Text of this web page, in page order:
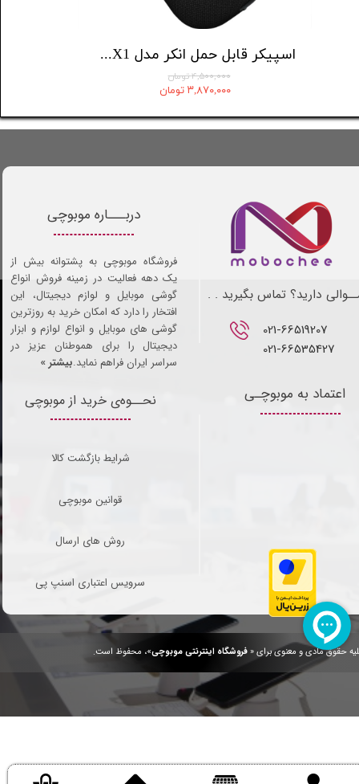
اسپیکر قابل حمل انکر مدل Select 4 Go A31X1
۴,۵۰۰,۰۰۰ تومان
۳,۸۷۰,۰۰۰ تومان
حقوق مادی و معنوی برای «فروشگاه اینترنتی موبوچی»، محفوظ است.
021-66519207​​​​​​​
021-66535427
دارید؟ تماس بگیرید . .
نحــوه‌ی خرید از موبوچی
شرایط بازگشت کالا
قوانین موبوچی
روش های ارسال
سرویس اعتباری اسنپ پی
اعتماد به موبوچـی
دربـــاره موبوچی
فروشگاه موبوچی به پشتوانه بیش از
یک دهه فعالیت در زمینه فروش انواع
گوشی موبایل و لوازم دیجیتال، این
افتخار را دارد که امکان خرید به روزترین
گوشی های موبایل و انواع لوازم و ابزار
دیجیتال را برای هموطنان عزیز در
سراسر ایران فراهم نماید.بیشتر »